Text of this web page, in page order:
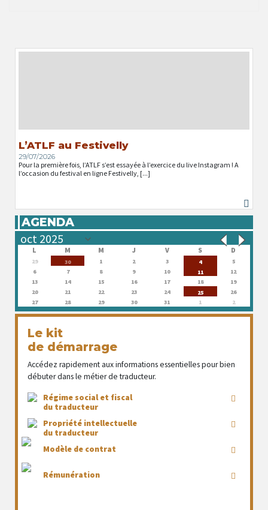
L’ATLF au Festivelly
29/07/2026
Pour la première fois, l’ATLF s’est essayée à l’exercice du live Instagram ! A
l’occasion du festival en ligne Festivelly, [...]
AGENDA
L M M J V S D
29 30 1 2 3 4
5
6
7 8 9 10 11
12
13
14 15 16 17 18
19
20
21 22 23 24 25
26
27
28 29 30 31 1 2
Le kit
de démarrage
Accédez rapidement aux informations essentielles pour bien
débuter dans le métier de traducteur.
Régime social et fiscal
du traducteur
Propriété intellectuelle
du traducteur
Modèle de contrat
Rémunération